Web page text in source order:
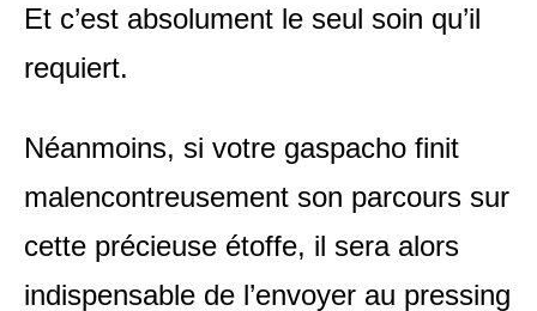
Et c’est absolument le seul soin qu’il
requiert.
Néanmoins, si votre gaspacho finit
malencontreusement son parcours sur
cette précieuse étoffe, il sera alors
indispensable de l’envoyer au pressing